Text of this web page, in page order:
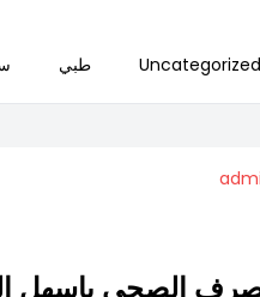
Uncategorized طبي
الصحي باسهل